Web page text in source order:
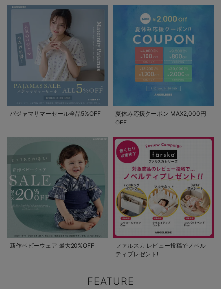
パジャマサマーセール全品5%OFF
夏休み応援クーポン MAX2,000円
OFF
新作ベビーウェア 最大20%OFF
ファルスカ レビュー投稿でノベル
ティプレゼント!
FEATURE